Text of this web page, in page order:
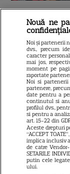
9
Nouă ne
Noi și partenerii
dvs., precum
caracter
mai jos,
moment pe
raportate
Noi si
partenere,
date pentru a
continutul si
profilul dvs.,
si pentru a
art. 15-22 din
Aceste drepturi
“ACCEPT
implica inclusiv
de catre
SETARILE
putin cele
ului.